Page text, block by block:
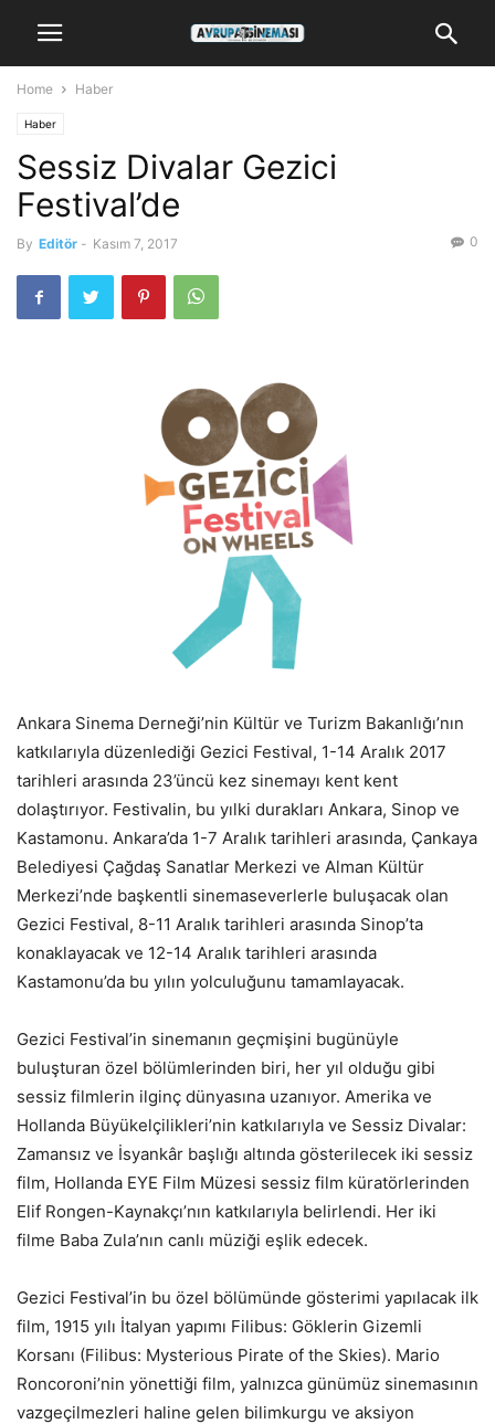
Home Haber
Haber
Sessiz Divalar Gezici
Festival’de
By Editör - Kasım 7, 2017 0
Ankara Sinema Derneği’nin Kültür ve Turizm Bakanlığı’nın
katkılarıyla düzenlediği Gezici Festival, 1-14 Aralık 2017
tarihleri arasında 23’üncü kez sinemayı kent kent
dolaştırıyor. Festivalin, bu yılki durakları Ankara, Sinop ve
Kastamonu. Ankara’da 1-7 Aralık tarihleri arasında, Çankaya
Belediyesi Çağdaş Sanatlar Merkezi ve Alman Kültür
Merkezi’nde başkentli sinemaseverlerle buluşacak olan
Gezici Festival, 8-11 Aralık tarihleri arasında Sinop’ta
konaklayacak ve 12-14 Aralık tarihleri arasında
Kastamonu’da bu yılın yolculuğunu tamamlayacak.
Gezici Festival’in sinemanın geçmişini bugünüyle
buluşturan özel bölümlerinden biri, her yıl olduğu gibi
sessiz filmlerin ilginç dünyasına uzanıyor. Amerika ve
Hollanda Büyükelçilikleri’nin katkılarıyla ve Sessiz Divalar:
Zamansız ve İsyankâr başlığı altında gösterilecek iki sessiz
film, Hollanda EYE Film Müzesi sessiz film küratörlerinden
Elif Rongen-Kaynakçı’nın katkılarıyla belirlendi. Her iki
filme Baba Zula’nın canlı müziği eşlik edecek.
Gezici Festival’in bu özel bölümünde gösterimi yapılacak ilk
film, 1915 yılı İtalyan yapımı Filibus: Göklerin Gizemli
Korsanı (Filibus: Mysterious Pirate of the Skies). Mario
Roncoroni’nin yönettiği film, yalnızca günümüz sinemasının
vazgeçilmezleri haline gelen bilimkurgu ve aksiyon